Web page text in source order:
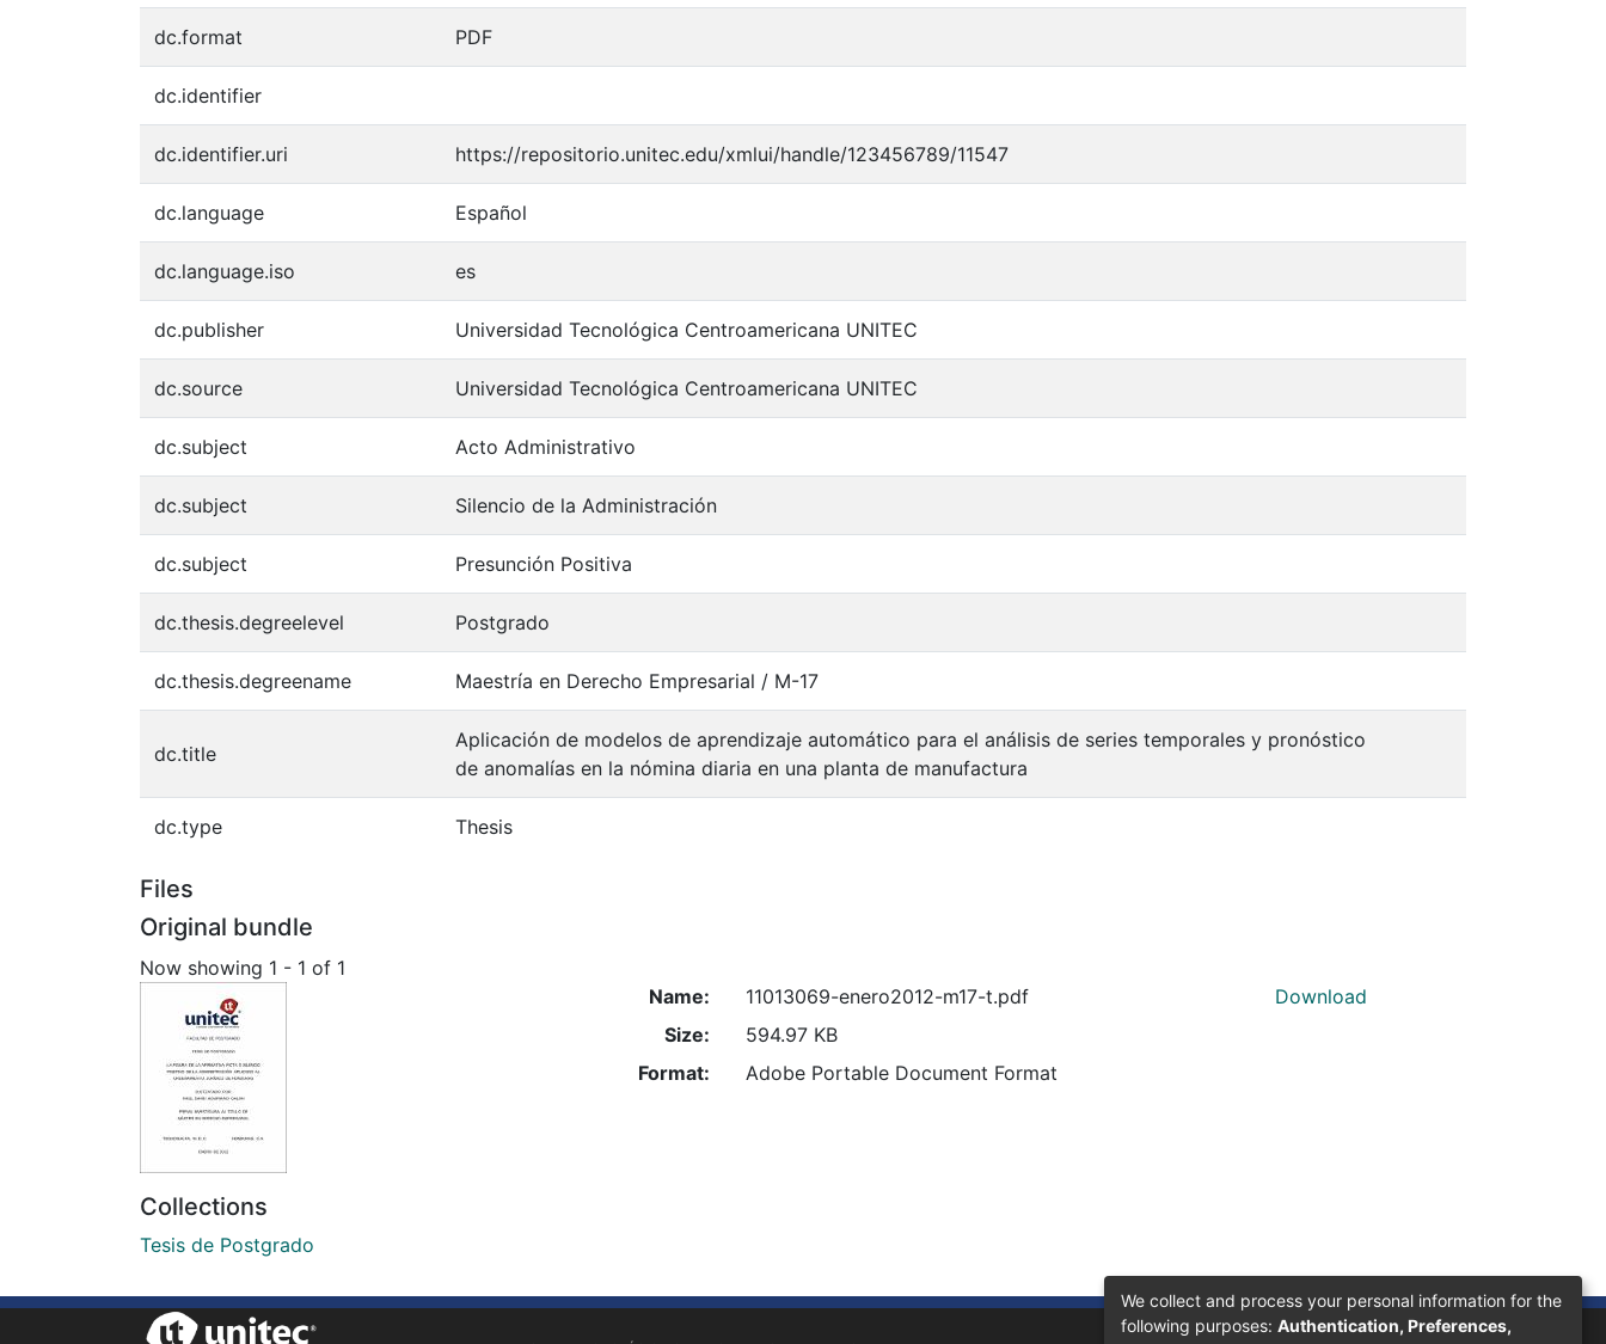
dc.format PDF
dc.identifier
dc.identifier.uri https://repositorio.unitec.edu/xmlui/handle/123456789/11547
dc.language Español
dc.language.iso es
dc.publisher Universidad Tecnológica Centroamericana UNITEC
dc.source Universidad Tecnológica Centroamericana UNITEC
dc.subject Acto Administrativo
dc.subject Silencio de la Administración
dc.subject Presunción Positiva
dc.thesis.degreelevel Postgrado
dc.thesis.degreename Maestría en Derecho Empresarial / M-17
dc.title
Aplicación de modelos de aprendizaje automático para el análisis de series temporales y pronóstico
de anomalías en la nómina diaria en una planta de manufactura
dc.type Thesis
Files
Original bundle
Now showing 1 - 1 of 1
Name:
11013069-enero2012-m17-t.pdf
Size:
594.97 KB
Format:
Adobe Portable Document Format
Download
Collections
Tesis de Postgrado
We collect and process your personal information for the
following purposes: Authentication, Preferences,